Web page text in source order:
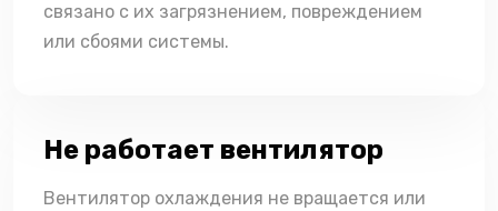
связано с их загрязнением, повреждением
или сбоями системы.
Не работает вентилятор
Вентилятор охлаждения не вращается или